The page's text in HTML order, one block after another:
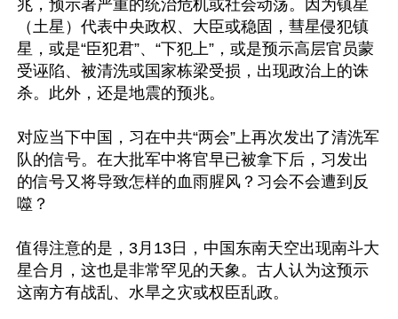
兆，预示著严重的统治危机或社会动荡。因为镇星
（土星）代表中央政权、大臣或稳固，彗星侵犯镇
星，或是“臣犯君”、“下犯上”，或是预示高层官员蒙
受诬陷、被清洗或国家栋梁受损，出现政治上的诛
杀。此外，还是地震的预兆。
对应当下中国，习在中共“两会”上再次发出了清洗军
队的信号。在大批军中将官早已被拿下后，习发出
的信号又将导致怎样的血雨腥风？习会不会遭到反
噬？
值得注意的是，3月13日，中国东南天空出现南斗大
星合月，这也是非常罕见的天象。古人认为这预示
这南方有战乱、水旱之灾或权臣乱政。